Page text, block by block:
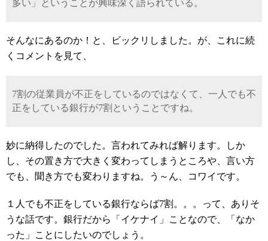
多い」ということが興味深く語られている。
そんなにあるのか！と、ビックリしました。が、これに続
くコメントを見て、
7割の従業員が不正をしているのではなくて、一人でも不
正をしている銀行が7割ということですね。
妙に納得したのでした。言われてみれば解ります。しか
し、その置き方で大きく変わってしまうところや、言い方
でも、聞き方でも変わりますね。う～ん、コワイです。
１人でも不正をしている銀行ならば7割。。。って、ありそ
うな話です。銀行だから「イケナイ」ことなので、「なか
った」ことにしたいのでしょう。